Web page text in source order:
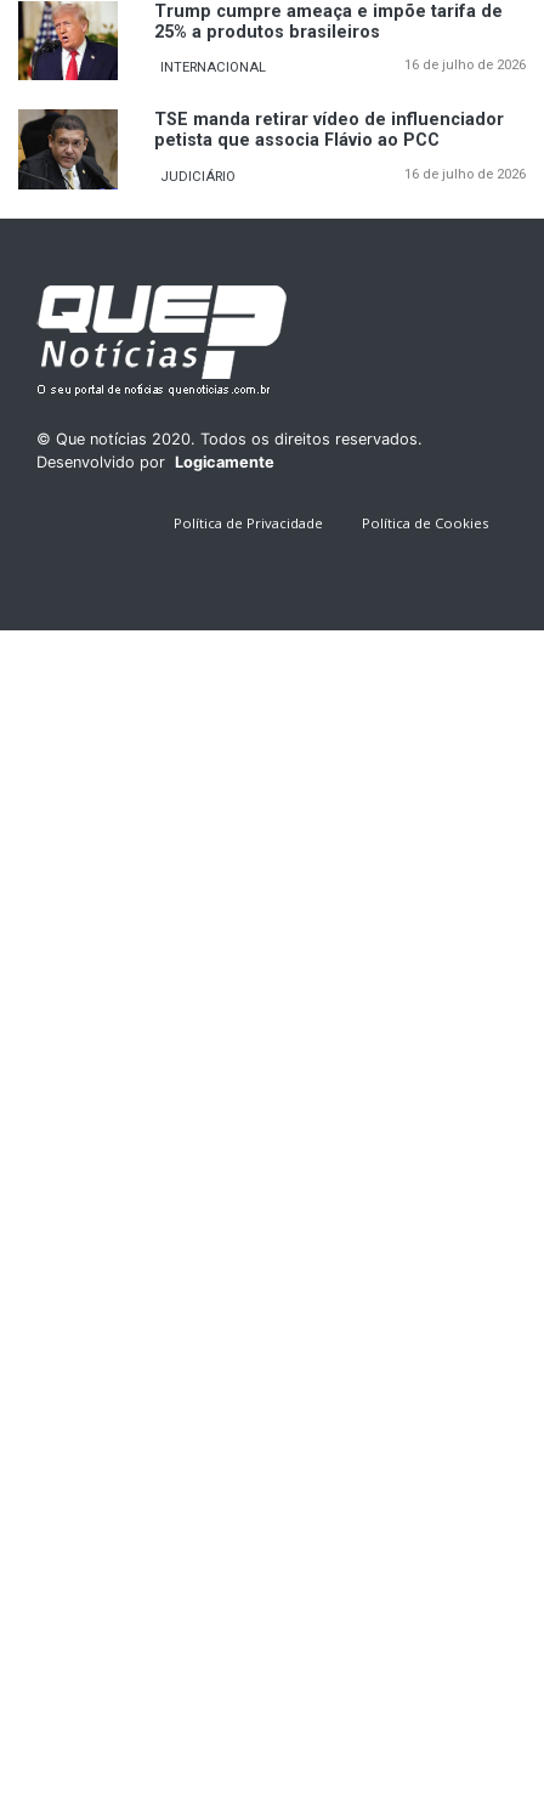
Trump cumpre ameaça e impõe tarifa de
25% a produtos brasileiros
INTERNACIONAL 16 de julho de 2026
TSE manda retirar vídeo de influenciador
petista que associa Flávio ao PCC
JUDICIÁRIO 16 de julho de 2026
© Que notícias 2020. Todos os direitos reservados.
Desenvolvido por Logicamente
Política de Privacidade Política de Cookies